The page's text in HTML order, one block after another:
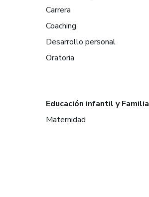
Carrera
Coaching
Desarrollo personal
Oratoria
Educación infantil y Familia
Maternidad